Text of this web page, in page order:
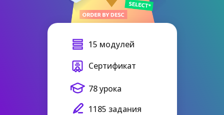
15 модулей
78 урока
1185 задания
Сертификат